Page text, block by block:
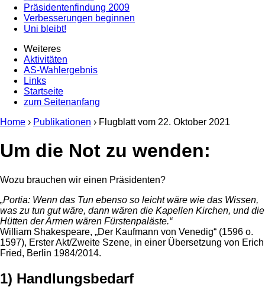
Präsidentenfindung 2009
Verbesserungen beginnen
Uni bleibt!
Weiteres
Aktivitäten
AS-Wahlergebnis
Links
Startseite
zum Seitenanfang
Home › Publikationen › Flugblatt vom 22. Oktober 2021
Um die Not zu wenden:
Wozu brauchen wir einen Präsidenten?
„Portia: Wenn das Tun ebenso so leicht wäre wie das Wissen,
was zu tun gut wäre, dann wären die Kapellen Kirchen, und die
Hütten der Armen wären Fürstenpaläste.“
William Shakespeare, „Der Kaufmann von Venedig“ (1596 o.
1597), Erster Akt/Zweite Szene, in einer Übersetzung von Erich
Fried, Berlin 1984/2014.
1) Handlungsbedarf